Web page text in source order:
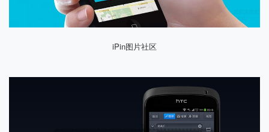
iPin图片社区